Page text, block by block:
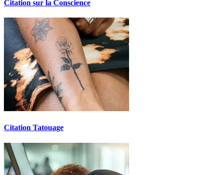
Citation sur la Conscience
Citation Tatouage